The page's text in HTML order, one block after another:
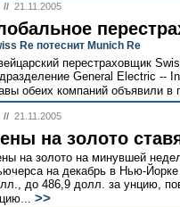
// 21.11.2005
Re потеснит Munich Re
перестраховщик
General Electric --
обеих компаний объявили в
// 21.11.2005
на золото
на золото на минувшей
на декабрь в Нью-
до 486,9 долл. за унцию,
>>